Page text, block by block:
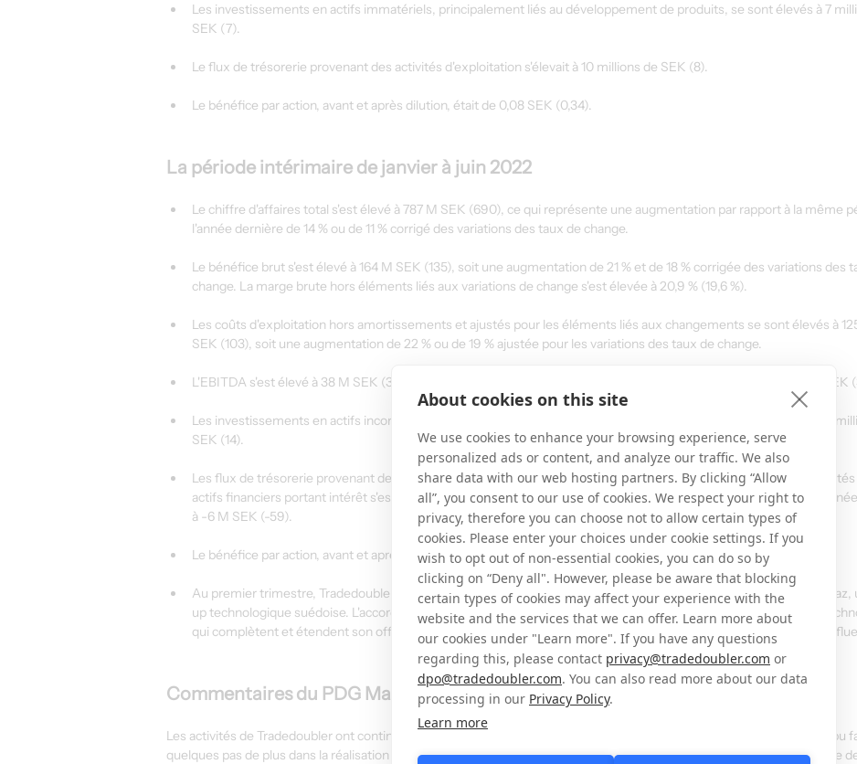
Les investissements en actifs immatériels, principalement liés au développement de produits, se sont élevés à 7
SEK (7).
Le flux de trésorerie provenant des activités d'exploitation s'élevait à 10 millions de SEK (8).
Le bénéfice par action, avant et après dilution, était de 0,08 SEK (0,34).
La période intérimaire de janvier à juin 2022
Le chiffre d'affaires total s'est élevé à 787 M SEK (690), ce qui représente une augmentation par rapport à la même
l'année dernière de 14 % ou de 11 % corrigé des variations des taux de change.
Le bénéfice brut s'est élevé à 164 M SEK (135), soit une augmentation de 21 % et de 18 % corrigée des variations des
change. La marge brute hors éléments liés aux variations de change s'est élevée à 20,9 % (19,6 %).
Les coûts d'exploitation hors amortissements et ajustés pour les éléments liés aux changements se sont élevés à
SEK (103), soit une augmentation de 22 % ou de 19 % ajustée pour les variations des taux de change.
L'EBITDA s'est élevé à 38 M SEK (30). Ajusté pour les éléments liés aux variations, l'EBITDA s'est élevé à 39 M SEK
Les investissements en actifs incorporels, principalement liés au développement de produits, se sont élevés à 14
SEK (14).
Les flux de trésorerie provenant des activités d'exploitation se sont élevés à 18 M SEK (-5) et la somme des
actifs financiers portant intérêt s'est élevée à 85 M SEK (55) à la fin de la période. La trésorerie nette à la fin de
à -6 M SEK (-59).
Le bénéfice par action, avant et après dilution, était de 0,27 SEK (0,33).
Au premier trimestre, Tradedoubler a acquis environ 30 % des parts de la société de vente de vidéos en ligne Onbaz,
up technologique suédoise. L'accord d'achat et de partenariat signé avec Onbaz donnera au groupe accès à des
qui complètent et étendent son offre et ses produits actuels sur le marché en pleine croissance du marketing
Commentaires du PDG Matthias Stadelmeyer
Les activités de Tradedoubler ont continué à se développer positivement au deuxième trimestre 2022 et nous avons pu
quelques pas de plus dans la réalisation de résultats basés sur notre positionnement sur le marché et notre portefeuille
About cookies on this site
We use cookies to enhance your browsing experience, serve
personalized ads or content, and analyze our traffic. We also
share data with our web hosting partners. By clicking “Allow
all”, you consent to our use of cookies. We respect your right to
privacy, therefore you can choose not to allow certain types of
cookies. Please enter your choices under cookie settings. If you
wish to opt out of non-essential cookies, you can do so by
clicking on “Deny all". However, please be aware that blocking
certain types of cookies may affect your experience with the
website and the services that we can offer. Learn more about
our cookies under "Learn more". If you have any questions
regarding this, please contact privacy@tradedoubler.com or
dpo@tradedoubler.com. You can also read more about our data
processing in our Privacy Policy.
Learn more